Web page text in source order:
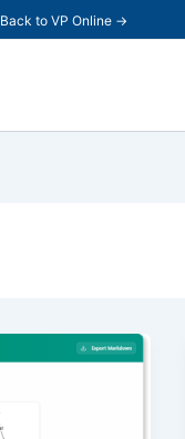
Back to VP Online →